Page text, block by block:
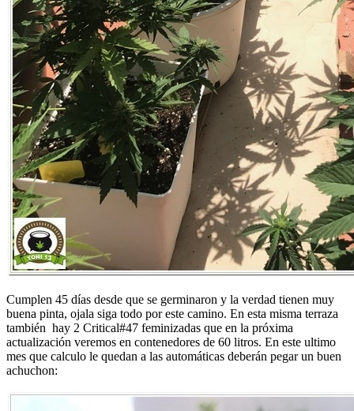
Cumplen 45 días desde que se germinaron y la verdad tienen muy
buena pinta, ojala siga todo por este camino. En esta misma terraza
también hay 2 Critical#47 feminizadas que en la próxima
actualización veremos en contenedores de 60 litros. En este ultimo
mes que calculo le quedan a las automáticas deberán pegar un buen
achuchon: